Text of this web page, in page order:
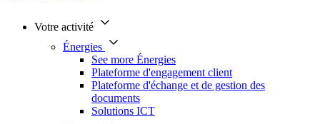
Votre activité
Énergies
See more Énergies
Plateforme d'engagement client
Plateforme d'échange et de gestion des
documents
Solutions ICT